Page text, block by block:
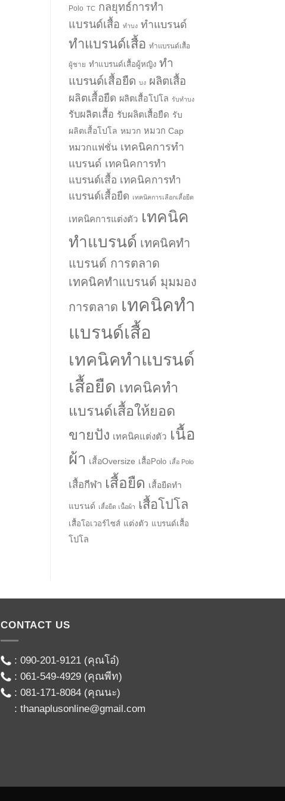
Polo TC กลยุทธ์การทำ
แบรนด์เสื้อ ทำบง ทำแบรนด์
ทำแบรนด์เสื้อ ทำแบรนด์เสื้อ
ผู้ชาย ทำแบรนด์เสื้อผู้หญิง ทำ
แบรนด์เสื้อยืด บง ผลิตเสื้อ
ผลิตเสื้อยืด ผลิตเสื้อโปโล รับทำบง
รับผลิตเสื้อ รับผลิตเสื้อยืด รับ
ผลิตเสื้อโปโล หมวก หมวก Cap
หมวกแฟชั่น เทคนิคการทำ
แบรนด์ เทคนิคการทำ
แบรนด์เสื้อ เทคนิคการทำ
แบรนด์เสื้อยืด เทคนิคการเลือกเสื้อยืด
เทคนิคการแต่งตัว เทคนิค
ทำแบรนด์ เทคนิคทำ
แบรนด์ การตลาด
เทคนิคทำแบรนด์ มุมมอง
การตลาด เทคนิคทำ
แบรนด์เสื้อ
เทคนิคทำแบรนด์
เสื้อยืด เทคนิคทำ
แบรนด์เสื้อให้ยอด
ขายปัง เทคนิคแต่งตัว เนื้อ
ผ้า เสื้อOversize เสื้อPolo เสื้อ Polo
เสื้อกีฬา เสื้อยืด เสื้อยืดทำ
แบรนด์ เสื้อยืด เนื้อผ้า เสื้อโปโล
เสื้อโอเวอร์ไซส์ แต่งตัว แบรนด์เสื้อ
โปโล
CONTACT US
: 090-201-9121(คุณโอ๋)
: 061-549-4929(คุณพีท)
: 081-171-8084(คุณนะ)
: thanaplusonline@gmail.com